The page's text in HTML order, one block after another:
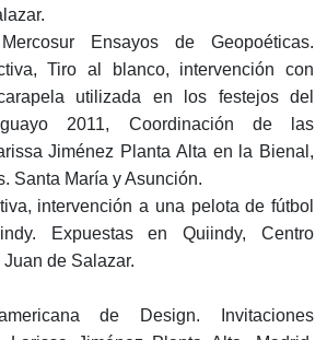
Ensayos de Geopoéticas.
Tiro al blanco, intervención con
utilizada en los festejos del
2011, Coordinación de las
Jiménez Planta Alta en la Bienal,
Santa María y Asunción.
intervención a una pelota de fútbol
Expuestas en Quiindy, Centro
de Salazar.
de Design. Invitaciones